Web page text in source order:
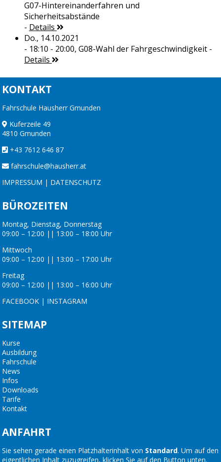
G07-Hintereinanderfahren und
Sicherheitsabstände
- Details
Do., 14.10.2021
- 18:10 - 20:00, G08-Wahl der Fahrgeschwindigkeit-
Details
KONTAKT
Fahrschule Hausherr Gmunden
Kuferzeile 49
4810 Gmunden
+43 7612 646 87
fahrschule@hausherr.at
IMPRESSUM | DATENSCHUTZ
BÜROZEITEN
Montag, Dienstag, Donnerstag
09:00 – 12:00 || 13:00 – 18:00 Uhr
Mittwoch
09:00 – 12:00 || 13:00 – 17:00 Uhr
Freitag
09:00 – 12:00 || 13:00 – 16:00 Uhr
FACEBOOK | INSTAGRAM
SITEMAP
Kurse
Ausbildung
Fahrschule
News
Infos
Downloads
Tarife
Kontakt
ANFAHRT
Sie sehen gerade einen Platzhalterinhalt von Standard. Um auf den
eigentlichen Inhalt zuzugreifen, klicken Sie auf den Button unten.